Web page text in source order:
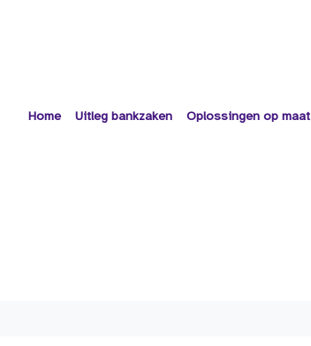
Home Uitleg bankzaken Oplossingen op maat